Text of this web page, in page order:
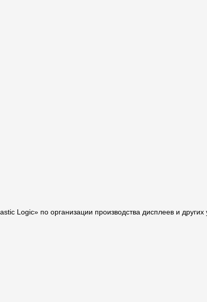
Logic» по организации производства дисплеев и других